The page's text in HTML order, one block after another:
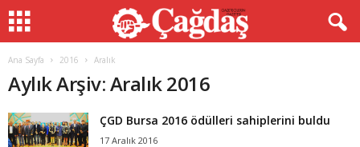
Ana Sayfa 2016 Aralık
Aylık Arşiv: Aralık 2016
ÇGD Bursa 2016 ödülleri sahiplerini buldu
17 Aralık 2016